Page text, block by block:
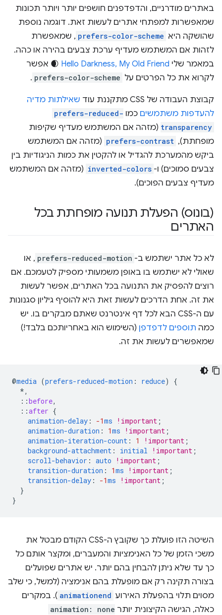
באתרים מודרניים, והדפדפנים חושפים יותר ויותר תכונות
שמאפשרות למפתחי אתרים לעשות זאת. דוגמה נוספת
שהושקה היא prefers-color-scheme , שמאפשרת
לזהות אם המשתמש מעדיף ערכת צבעים בהירה או כהה.
במאמר שלי Hello Darkness, My Old Friend 🌒 אפשר
לקרוא את כל הפרטים על prefers-color-scheme
.
קבוצת העבודה של CSS מתקננת עוד
שאילתות מדיה
להעדפות משתמשים כמו prefers-reduced-
transparency (מזהה אם המשתמש מעדיף שקיפות
מופחתת), prefers-contrast (מזהה אם המשתמש
ביקש מהמערכת להגדיל או להקטין את כמות הניגודיות בין
צבעים סמוכים) ו- inverted-colors (מזהה אם המשתמש
מעדיף צבעים הפוכים).
(בונוס) הפעלת תנועה מופחתת בכל
האתרים
לא כל אתר ישתמש ב- prefers-reduced-motion , או
שאולי לא ישתמש בו באופן משמעותי מספיק לטעמכם. אם
רוצים להפסיק את התנועה בכל האתרים, אפשר לעשות
את זה. אחת הדרכים לעשות זאת היא להוסיף גיליון סגנונות
עם ה-CSS הבא לכל דף אינטרנט שאתם מבקרים בו. יש
כמה תוספים לדפדפן (השימוש הוא באחריותכם בלבד!)
שמאפשרים לעשות את זה.
@media (prefers-reduced-motion : reduce)
{
*,
::before,
::after {
animation-delay : -1ms !important ;
animation-duration : 1ms !important ;
animation-iteration-count : 1 !important ;
background-attachment : initial !important ;
scroll-behavior : auto !important ;
transition-duration : 1ms !important ;
transition-delay : -1ms !important ;
}
}
השיטה הזו פועלת כך שקובץ ה-CSS הקודם מבטל את
משכי הזמן של כל האנימציות והמעברים, ומקצר אותם כל
כך עד שלא ניתן להבחין בהם יותר. יש אתרים שפועלים
בצורה תקינה רק אם מופעלת בהם אנימציה (למשל, כי שלב
מסוים תלוי בהפעלת האירוע animationend ). במקרים
כאלה, הגישה הקיצונית יותר animation: none